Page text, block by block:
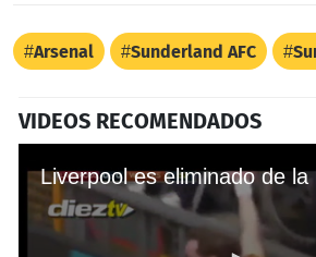
Arsenal Sunderland AFC
VIDEOS RECOMENDADOS